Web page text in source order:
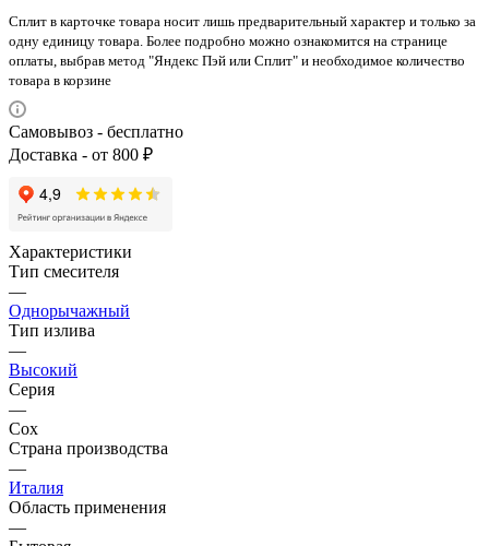
Сплит в карточке товара носит лишь предварительный характер и только за
одну единицу товара. Более подробно можно ознакомится на странице
оплаты, выбрав метод "Яндекс Пэй или Сплит" и необходимое количество
товара в корзине
Самовывоз - бесплатно
Доставка - от 800 ₽
Характеристики
Тип смесителя
—
Однорычажный
Тип излива
—
Высокий
Серия
—
Cox
Страна производства
—
Италия
Область применения
—